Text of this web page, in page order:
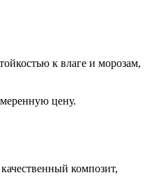
к влаге и морозам,
цену.
композит,